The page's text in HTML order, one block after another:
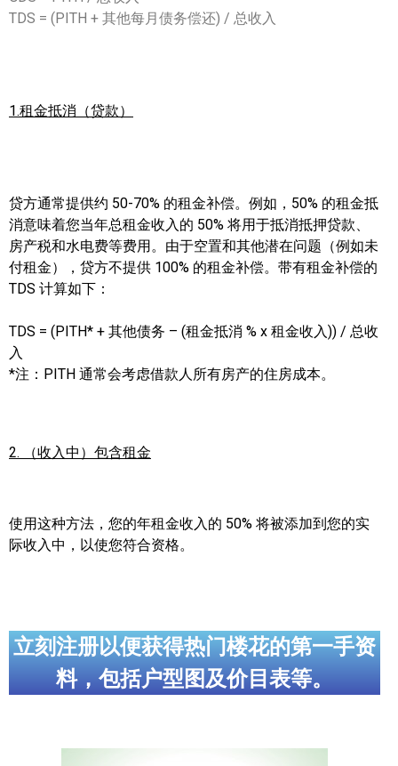
TDS = (PITH + 其他每月债务偿还) / 总收入
1.租金抵消（贷款）
贷方通常提供约 50-70% 的租金补偿。例如，50% 的租金抵
消意味着您当年总租金收入的 50% 将用于抵消抵押贷款、
房产税和水电费等费用。由于空置和其他潜在问题（例如未
付租金），贷方不提供 100% 的租金补偿。带有租金补偿的
TDS 计算如下：
TDS = (PITH* + 其他债务 – (租金抵消 % x 租金收入)) / 总收
入
*注：PITH 通常会考虑借款人所有房产的住房成本。
2. （收入中）包含租金
使用这种方法，您的年租金收入的 50% 将被添加到您的实
际收入中，以使您符合资格。
立刻注册以便获得热门楼花的第一手资
料，包括户型图及价目表等。